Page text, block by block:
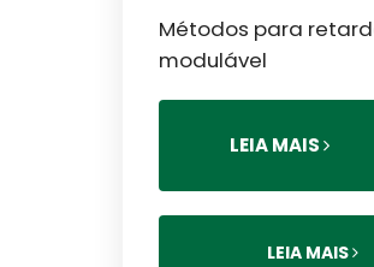
Métodos para
modulável
LEIA MAIS
LEIA MAIS